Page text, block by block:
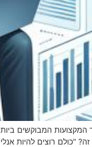
המקצועות המבוקשים
"כולם רוצים להיות